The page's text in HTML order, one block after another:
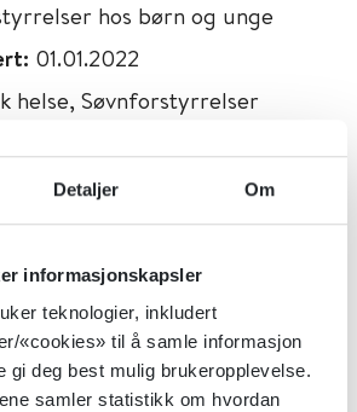
Detaljer Om
informasjonskapsler
teknologier, inkludert
«cookies» til å samle informasjon
gi deg best mulig brukeropplevelse.
samler statistikk om hvordan
hos børn og unge
01.01.2022
helse, Søvnforstyrrelser
Retningslinjer
(Danmark)